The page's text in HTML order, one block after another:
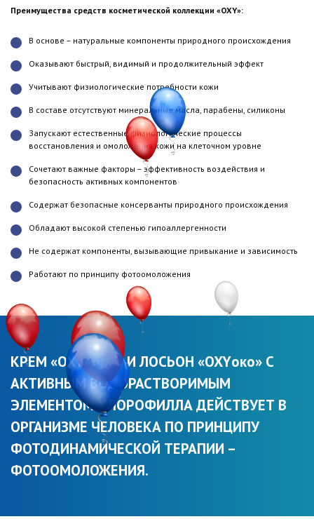
Преимущества средств косметической коллекции «OXY»:
В основе – натуральные компоненты природного происхождения
Оказывают быстрый, видимый и продолжительный эффект
Учитывают физиологические потребности кожи
В составе отсутствуют минеральные масла, парабены, силиконы
Запускают естественные физиологические процессы
восстановления и омоложения кожи на клеточном уровне
Сочетают важные факторы – эффективность воздействия и
безопасность активных компонентов
Содержат безопасные консерванты природного происхождения
Обладают высокой степенью гипоаллергенности
Не содержат компоненты, вызывающие привыкание и зависимость
Работают по принципу фотоомоложения
КРЕМ «OXYледи» И ЛОСЬОН «OXYоко» С
АКТИВНЫМ ВОДОРАСТВОРИМЫМ
ЭЛЕМЕНТОМ ХЛОРОФИЛЛА ДЕЙСТВУЕТ В
ОРГАНИЗМЕ ЧЕЛОВЕКА ПО ПРИНЦИПУ
ФОТОДИНАМИЧЕСКОЙ ТЕРАПИИ –
ФОТООМОЛОЖЕНИЯ.